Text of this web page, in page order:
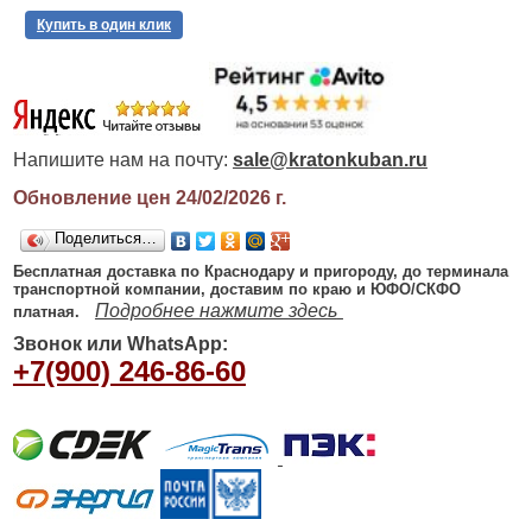
Купить в один клик
Напишите нам на почту: sale@kratonkuban.ru
Обновление цен 24/02/2026г.
Поделиться…
Бесплатная доставка по Краснодару и пригороду, до терминала
транспортной компании, доставим по краю и ЮФО/СКФО
платная.
Подробнее нажмите здесь
Звонок или WhatsApp:
+7(900) 246-86-60